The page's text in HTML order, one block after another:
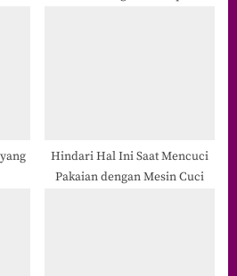
Hindari Hal Ini Saat Mencuci
Pakaian dengan Mesin Cuci